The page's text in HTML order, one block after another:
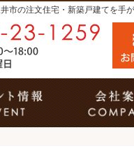
イベント案内